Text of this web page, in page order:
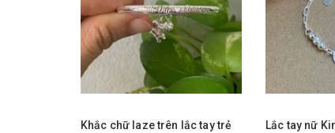
Khắc chữ laze trên lắc tay trẻ
Lắc tay nữ